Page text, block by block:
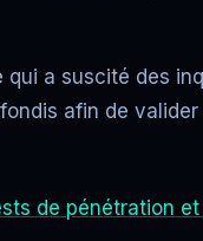
a suscité des
afin de
de pénétration